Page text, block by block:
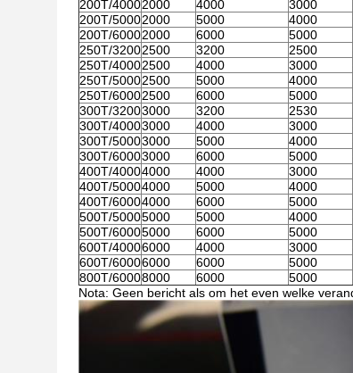
200T/40002000 4000 3000
200T/50002000 5000 4000
200T/60002000 6000 5000
250T/32002500 3200 2500
250T/40002500 4000 3000
250T/50002500 5000 4000
250T/60002500 6000 5000
300T/32003000 3200 2530
300T/40003000 4000 3000
300T/50003000 5000 4000
300T/60003000 6000 5000
400T/40004000 4000 3000
400T/50004000 5000 4000
400T/60004000 6000 5000
500T/50005000 5000 4000
500T/60005000 6000 5000
600T/40006000 4000 3000
600T/60006000 6000 5000
800T/60008000 6000 5000
Nota: Geen bericht als om het even welke